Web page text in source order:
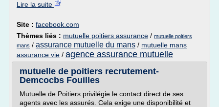
Lire la suite
Site : facebook.com
Thèmes liés : mutuelle poitiers assurance / mutuelle poitiers
mans / assurance mutuelle du mans / mutuelle mans
assurance vie / agence assurance mutuelle
mutuelle de poitiers recrutement-
Demcocbs Fouilles
Mutuelle de Poitiers privilégie le contact direct de ses
agents avec les assurés. Cela exige une disponibilité et